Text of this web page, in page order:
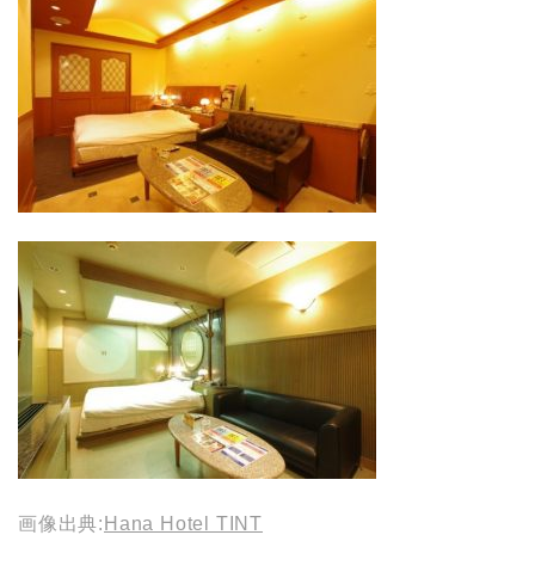
画像出典: Hana Hotel TINT